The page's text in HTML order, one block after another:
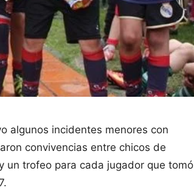
algunos incidentes menores con
convivencias entre chicos de
un trofeo para cada jugador que tomó